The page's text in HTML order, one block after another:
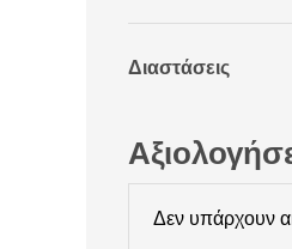
Διαστάσεις
Δεν υπάρχουν